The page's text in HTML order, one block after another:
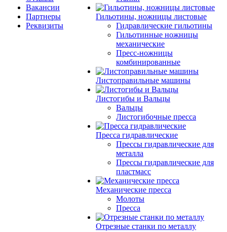
Вакансии
Партнеры
Реквизиты
Гильотины, ножницы листовые
Гидравлические гильотины
Гильотинные ножницы
механические
Пресс-ножницы
комбинированные
Листоправильные машины
Листогибы и Вальцы
Вальцы
Листогибочные пресса
Пресса гидравлические
Прессы гидравлические для
металла
Прессы гидравлические для
пластмасс
Механические пресса
Молоты
Пресса
Отрезные станки по металлу